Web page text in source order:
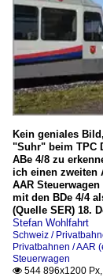
Kein geniales
"Suhr" beim TPC
ABe 4/8 zu
ich einen zweiten
AAR
mit den BDe 4/4
(Quelle SER) 18.
Stefan Wohlfahrt
Schweiz /
Privatbahnen / AAR
Steuerwagen
 544 896x1200